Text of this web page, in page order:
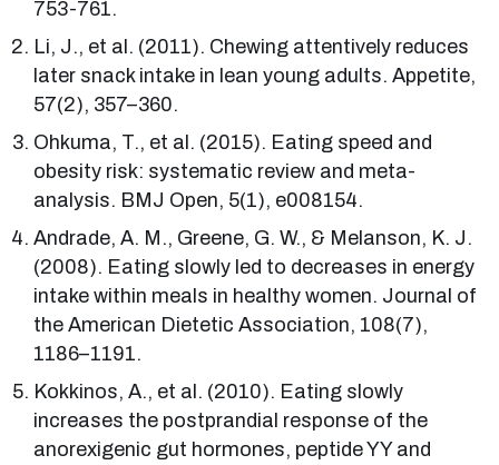
753-761.
Li, J., et al. (2011). Chewing attentively reduces
later snack intake in lean young adults. Appetite,
57(2), 357–360.
Ohkuma, T., et al. (2015). Eating speed and
obesity risk: systematic review and meta-
analysis. BMJ Open, 5(1), e008154.
Andrade, A. M., Greene, G. W., & Melanson, K. J.
(2008). Eating slowly led to decreases in energy
intake within meals in healthy women. Journal of
the American Dietetic Association, 108(7),
1186–1191.
Kokkinos, A., et al. (2010). Eating slowly
increases the postprandial response of the
anorexigenic gut hormones, peptide YY and